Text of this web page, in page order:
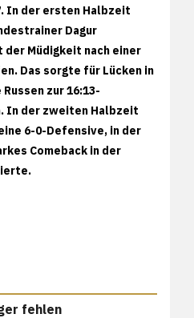
In der ersten Halbzeit
Dagur
Müdigkeit nach einer
Das sorgte für Lücken in
zur 16:13-
In der zweiten Halbzeit
6-0-Defensive, in der
Comeback in der
fehlen